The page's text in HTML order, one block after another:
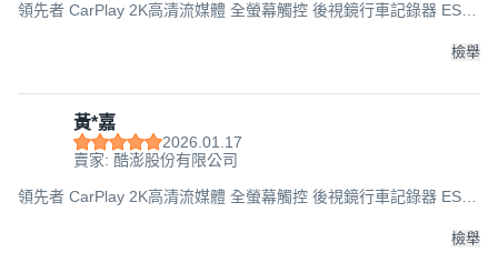
領先者 CarPlay 2K高清流媒體 全螢幕觸控 後視鏡行車記錄器 ES-
檢舉
黃*嘉
2026.01.17
賣家: 酷澎股份有限公司
領先者 CarPlay 2K高清流媒體 全螢幕觸控 後視鏡行車記錄器 ES-
檢舉